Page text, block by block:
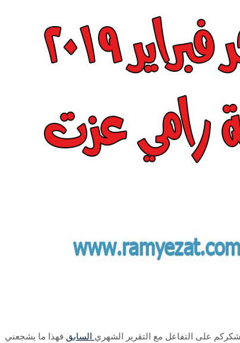
السابق فهذا ما يشجعني